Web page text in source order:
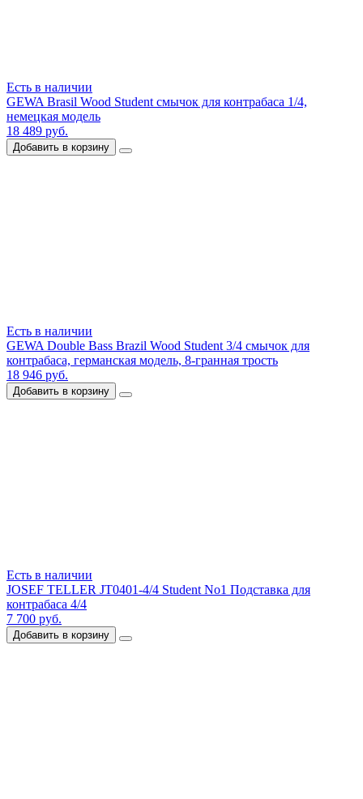
Есть в наличии
GEWA Brasil Wood Student смычок для контрабаса 1/4,
немецкая модель
18 489 руб.
Добавить в корзину
Есть в наличии
GEWA Double Bass Brazil Wood Student 3/4 смычок для
контрабаса, германская модель, 8-гранная трость
18 946 руб.
Добавить в корзину
Есть в наличии
JOSEF TELLER JT0401-4/4 Student No1 Подставка для
контрабаса 4/4
7 700 руб.
Добавить в корзину